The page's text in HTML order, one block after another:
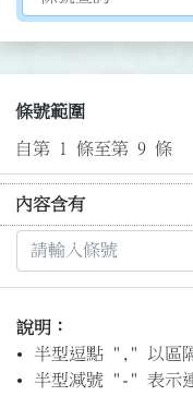
條號範圍
自第 1 條至第 9 條
內容含有
說明：
半型逗點 "," 以區
半型減號 "-" 表示